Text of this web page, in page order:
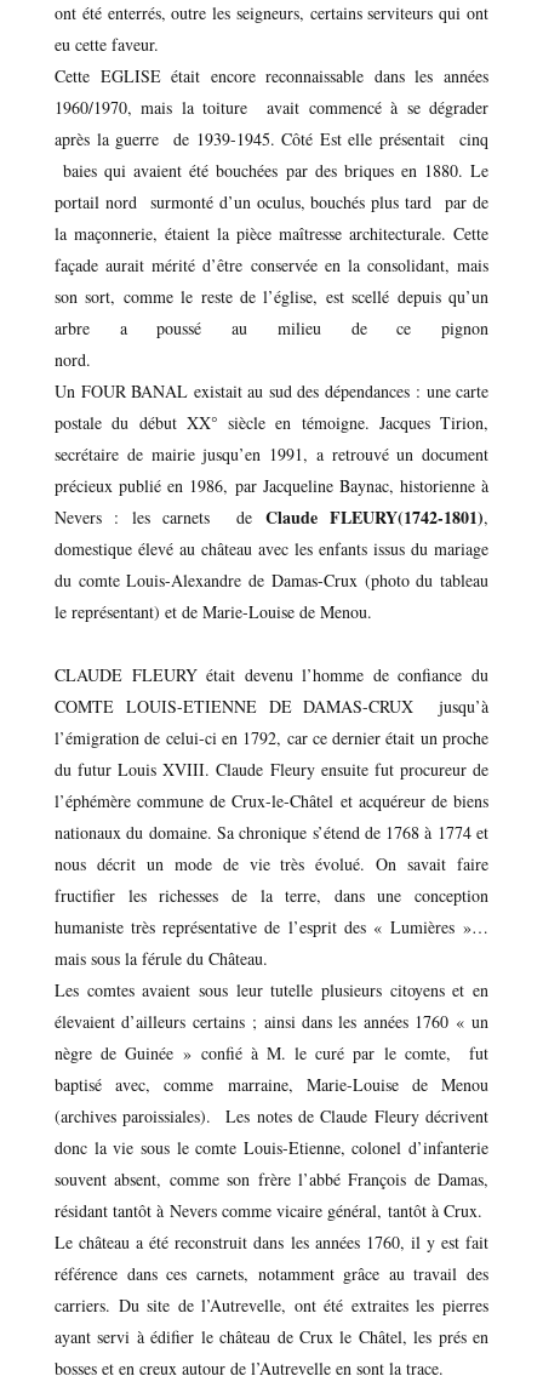
ont été enterrés, outre les seigneurs, certains serviteurs qui ont
eu cette faveur.
Cette EGLISE était encore reconnaissable dans les années
1960/1970, mais la toiture avait commencé à se dégrader
après la guerre de 1939-1945. Côté Est elle présentait cinq
baies qui avaient été bouchées par des briques en 1880. Le
portail nord surmonté d’un oculus, bouchés plus tard par de
la maçonnerie, étaient la pièce maîtresse architecturale. Cette
façade aurait mérité d’être conservée en la consolidant, mais
son sort, comme le reste de l’église, est scellé depuis qu’un
arbre a poussé au milieu de ce pignon
nord.
Un FOUR BANAL existait au sud des dépendances : une carte
postale du début XX° siècle en témoigne. Jacques Tirion,
secrétaire de mairie jusqu’en 1991, a retrouvé un document
précieux publié en 1986, par Jacqueline Baynac, historienne à
Nevers : les carnets de Claude FLEURY(1742-1801),
domestique élevé au château avec les enfants issus du mariage
du comte Louis-Alexandre de Damas-Crux (photo du tableau
le représentant) et de Marie-Louise de Menou.
CLAUDE FLEURY était devenu l’homme de confiance du
COMTE LOUIS-ETIENNE DE DAMAS-CRUX jusqu’à
l’émigration de celui-ci en 1792, car ce dernier était un proche
du futur Louis XVIII. Claude Fleury ensuite fut procureur de
l’éphémère commune de Crux-le-Châtel et acquéreur de biens
nationaux du domaine. Sa chronique s’étend de 1768 à 1774 et
nous décrit un mode de vie très évolué. On savait faire
fructifier les richesses de la terre, dans une conception
humaniste très représentative de l’esprit des « Lumières »…
mais sous la férule du Château.
Les comtes avaient sous leur tutelle plusieurs citoyens et en
élevaient d’ailleurs certains ; ainsi dans les années 1760 « un
nègre de Guinée » confié à M. le curé par le comte, fut
baptisé avec, comme marraine, Marie-Louise de Menou
(archives paroissiales). Les notes de Claude Fleury décrivent
donc la vie sous le comte Louis-Etienne, colonel d’infanterie
souvent absent, comme son frère l’abbé François de Damas,
résidant tantôt à Nevers comme vicaire général, tantôt à Crux.
Le château a été reconstruit dans les années 1760, il y est fait
référence dans ces carnets, notamment grâce au travail des
carriers. Du site de l’Autrevelle, ont été extraites les pierres
ayant servi à édifier le château de Crux le Châtel, les prés en
bosses et en creux autour de l’Autrevelle en sont la trace.